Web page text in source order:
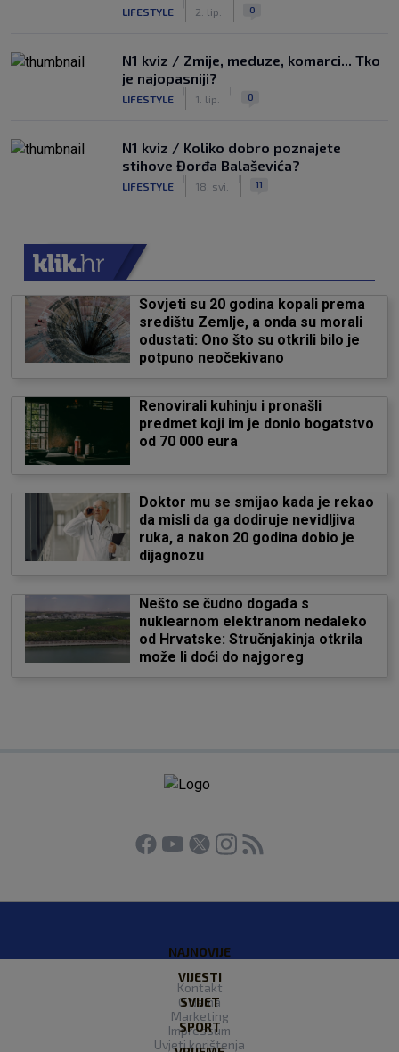
LIFESTYLE 2. lip. 0
N1 kviz / Zmije, meduze, komarci... Tko
je najopasniji?
LIFESTYLE 1. lip. 0
N1 kviz / Koliko dobro poznajete
stihove Đorđa Balaševića?
LIFESTYLE 18. svi. 11
Sovjeti su 20 godina kopali prema
središtu Zemlje, a onda su morali
odustati: Ono što su otkrili bilo je
potpuno neočekivano
Renovirali kuhinju i pronašli
predmet koji im je donio bogatstvo
od 70 000 eura
Doktor mu se smijao kada je rekao
da misli da ga dodiruje nevidljiva
ruka, a nakon 20 godina dobio je
dijagnozu
Nešto se čudno događa s
nuklearnom elektranom nedaleko
od Hrvatske: Stručnjakinja otkrila
može li doći do najgoreg
NAJNOVIJE
VIJESTI
SVIJET
SPORT
Kontakt
O Nama
Marketing
Impressum
Uvjeti korištenja